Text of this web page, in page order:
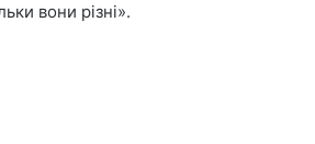
вони різні».